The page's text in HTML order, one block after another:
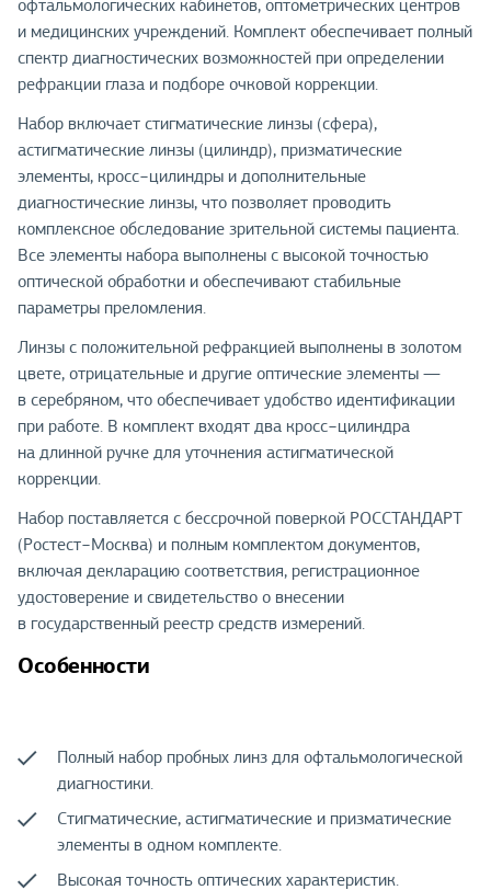
офтальмологических кабинетов, оптометрических центров
и медицинских учреждений. Комплект обеспечивает полный
спектр диагностических возможностей при определении
рефракции глаза и подборе очковой коррекции.
Набор включает стигматические линзы (сфера),
астигматические линзы (цилиндр), призматические
элементы, кросс−цилиндры и дополнительные
диагностические линзы, что позволяет проводить
комплексное обследование зрительной системы пациента.
Все элементы набора выполнены с высокой точностью
оптической обработки и обеспечивают стабильные
параметры преломления.
Линзы с положительной рефракцией выполнены в золотом
цвете, отрицательные и другие оптические элементы —
в серебряном, что обеспечивает удобство идентификации
при работе. В комплект входят два кросс−цилиндра
на длинной ручке для уточнения астигматической
коррекции.
Набор поставляется с бессрочной поверкой РОССТАНДАРТ
(Ростест−Москва) и полным комплектом документов,
включая декларацию соответствия, регистрационное
удостоверение и свидетельство о внесении
в государственный реестр средств измерений.
Особенности
Полный набор пробных линз для офтальмологической
диагностики.
Стигматические, астигматические и призматические
элементы в одном комплекте.
Высокая точность оптических характеристик.